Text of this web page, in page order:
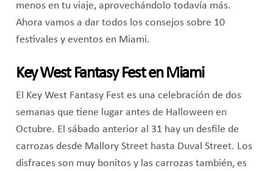
menos en tu viaje, aprovechándolo todavía más.
Ahora vamos a dar todos los consejos sobre 10
festivales y eventos en Miami.
Key West Fantasy Fest en Miami
El Key West Fantasy Fest es una celebración de dos
semanas que tiene lugar antes de Halloween en
Octubre. El sábado anterior al 31 hay un desfile de
carrozas desde Mallory Street hasta Duval Street. Los
disfraces son muy bonitos y las carrozas también, es